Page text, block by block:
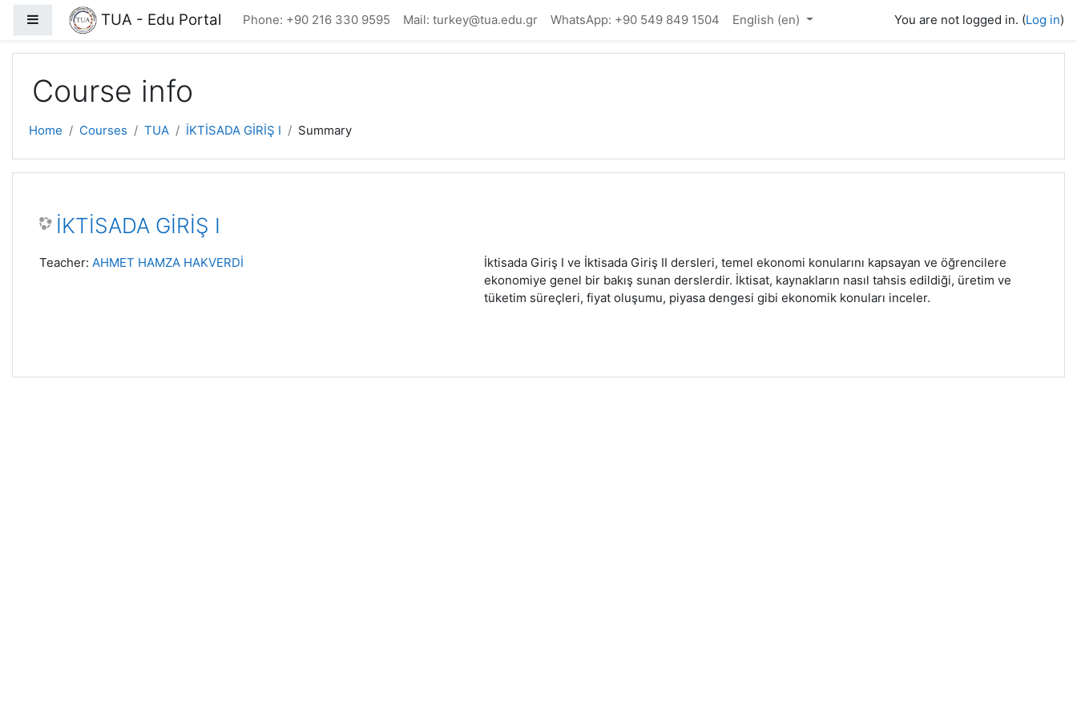
Skip to main content
Side panel TUA - Edu Portal Phone: +90 216 330 9595 Mail: turkey@tua.edu.gr WhatsApp: +90 549 849 1504 English ‎(en)‎ You are not logged in. (Log in)
Course info
Home Courses TUA İKTİSADA GİRİŞ I Summary
İKTİSADA GİRİŞ I
İktisada Giriş I ve İktisada Giriş II dersleri, temel ekonomi konularını kapsayan ve öğrencilere
ekonomiye genel bir bakış sunan derslerdir. İktisat, kaynakların nasıl tahsis edildiği, üretim ve
tüketim süreçleri, fiyat oluşumu, piyasa dengesi gibi ekonomik konuları inceler.
Teacher: AHMET HAMZA HAKVERDİ